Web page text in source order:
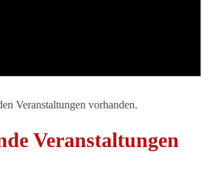
Veranstaltungen vorhanden.
Veranstaltungen